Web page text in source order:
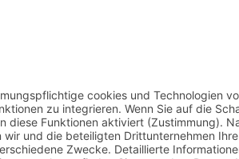
Usercentrics Consent Management
Platform& eRecht24